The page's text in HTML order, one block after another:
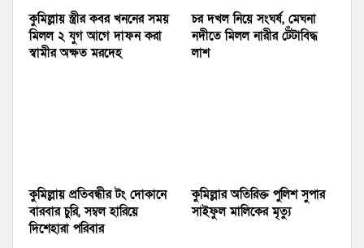
কুমিল্লায় স্ত্রীর কবর খননের সময়
মিলল ২ যুগ আগে দাফন করা
স্বামীর অক্ষত মরদেহ
চর দখল নিয়ে সংঘর্ষ, মেঘনা
নদীতে মিলল নারীর টেঁটাবিদ্ধ
লাশ
কুমিল্লায় প্রতিবন্ধীর টং দোকানে
বারবার চুরি, সম্বল হারিয়ে
দিশেহারা পরিবার
কুমিল্লার অতিরিক্ত পুলিশ সুপার
সাইফুল মালিকের মৃত্যু